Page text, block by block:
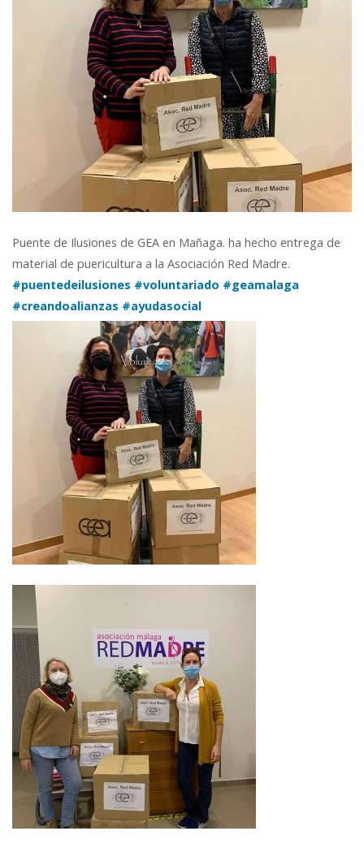
Puente de Ilusiones de GEA en Mañaga. ha hecho entrega de
material de puericultura a la Asociación Red Madre.
#puentedeilusiones #voluntariado #geamalaga
#creandoalianzas #ayudasocial